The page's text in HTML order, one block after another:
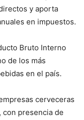
y aporta
en impuestos.
Bruto Interno
de los más
en el país.
cerveceras
presencia de